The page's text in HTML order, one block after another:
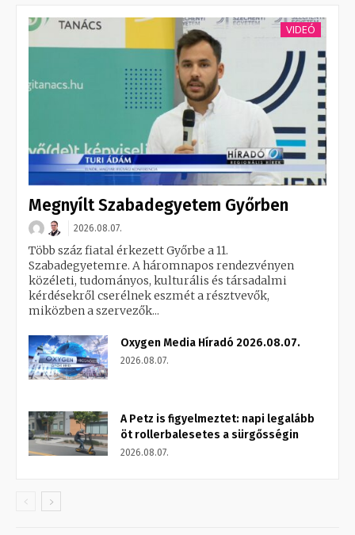
VIDEÓ
Megnyílt Szabadegyetem Győrben
2026.08.07.
Több száz fiatal érkezett Győrbe a 11.
Szabadegyetemre. A háromnapos rendezvényen
közéleti, tudományos, kulturális és társadalmi
kérdésekről cserélnek eszmét a résztvevők,
miközben a szervezők...
Oxygen Media Híradó 2026.08.07.
2026.08.07.
A Petz is figyelmeztet: napi legalább
öt rollerbalesetes a sürgősségin
2026.08.07.